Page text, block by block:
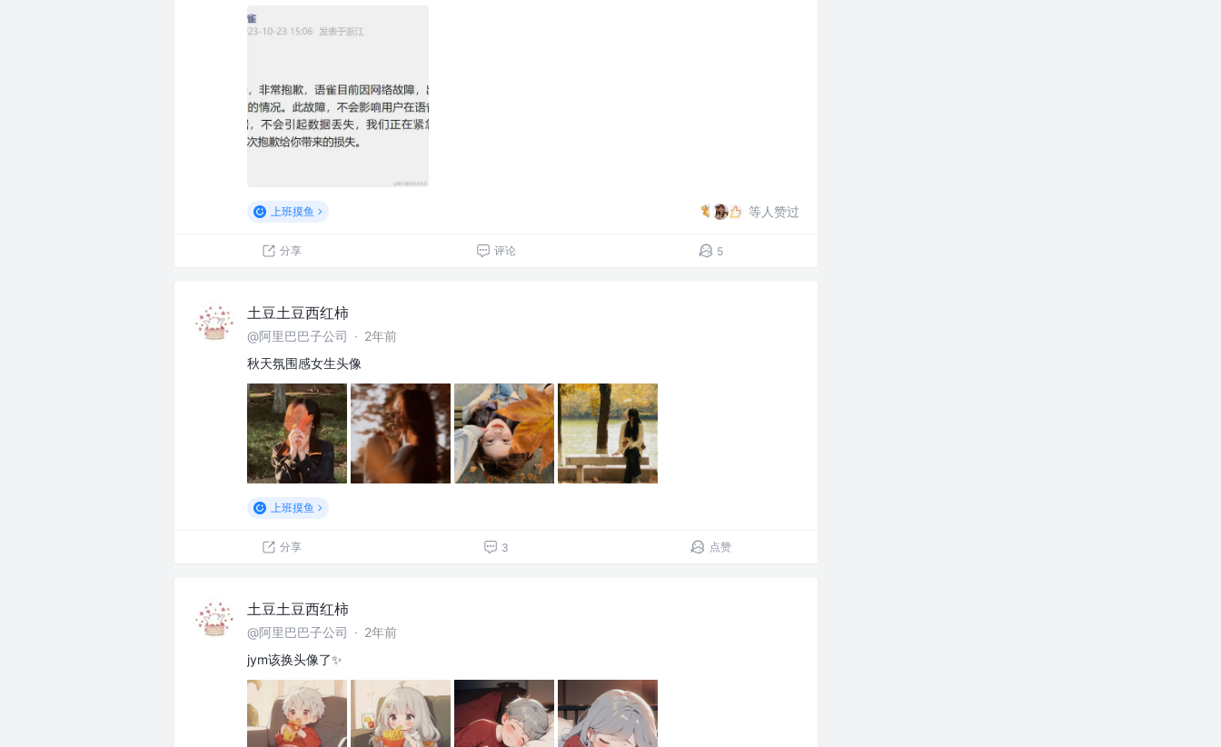
上班摸鱼 等人赞过
分享 评论 5
土豆土豆西红柿
@阿里巴巴子公司 · 2年前
秋天氛围感女生头像
上班摸鱼
分享 3 点赞
土豆土豆西红柿
@阿里巴巴子公司 · 2年前
jym该换头像了✨